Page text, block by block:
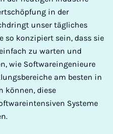
in der
unser tägliches
so konzipiert sein, dass sie
zu warten und
wie Softwareingenieure
am besten in
können, diese
Systeme